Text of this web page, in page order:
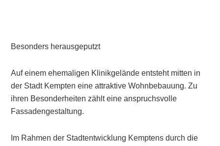
Besonders herausgeputzt
Auf einem ehemaligen Klinikgelände entsteht mitten in
der Stadt Kempten eine attraktive Wohnbebauung. Zu
ihren Besonderheiten zählt eine anspruchsvolle
Fassadengestaltung.
Im Rahmen der Stadtentwicklung Kemptens durch die